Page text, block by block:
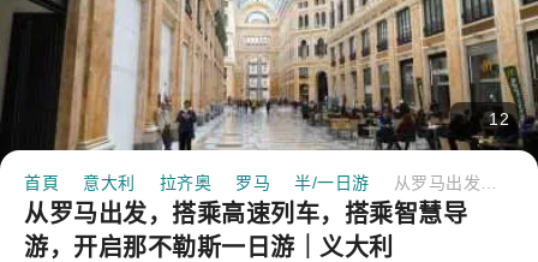
12
首頁 意大利 拉齐奥 罗马 半/一日游
从罗马出发，搭乘高速列车，搭乘智慧导
游，开启那不勒斯一日游｜义大利